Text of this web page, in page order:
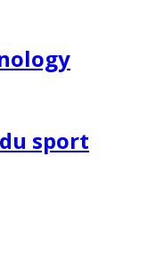
sport